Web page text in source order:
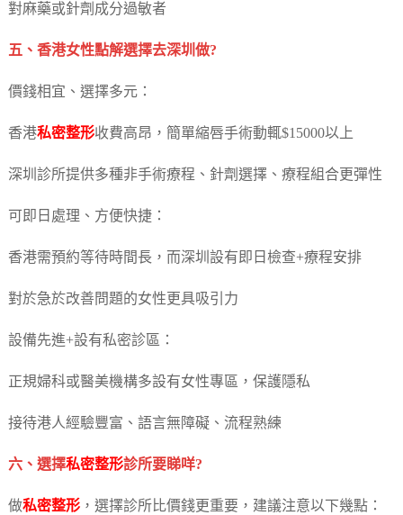
對麻藥或針劑成分過敏者
五、香港女性點解選擇去深圳做?
價錢相宜、選擇多元：
香港私密整形收費高昂，簡單縮唇手術動輒$15000以上
深圳診所提供多種非手術療程、針劑選擇、療程組合更彈性
可即日處理、方便快捷：
香港需預約等待時間長，而深圳設有即日檢查+療程安排
對於急於改善問題的女性更具吸引力
設備先進+設有私密診區：
正規婦科或醫美機構多設有女性專區，保護隱私
接待港人經驗豐富、語言無障礙、流程熟練
六、選擇私密整形診所要睇咩?
做私密整形，選擇診所比價錢更重要，建議注意以下幾點：